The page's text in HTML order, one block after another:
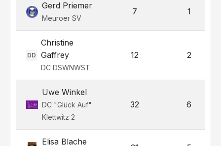
Gerd Priemer
Meuroer SV
7 1
DD
Christine
Gaffrey
DC DSWNWST
12 2
Uwe Winkel
DC "Glück Auf"
Klettwitz 2
32 6
Elisa Blache